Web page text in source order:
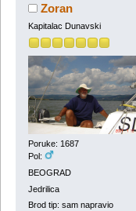
Zoran
Kapitalac Dunavski
Poruke: 1687
Pol:
BEOGRAD
Jedrilica
Brod tip: sam napravio